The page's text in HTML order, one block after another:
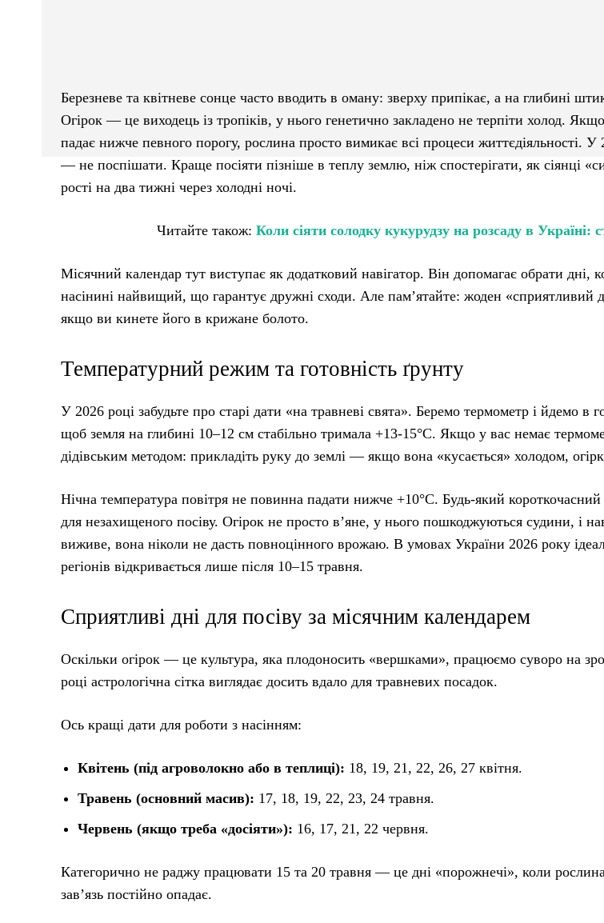
Березневе та квітневе сонце часто вводить в оману: зверху припікає, а на глибині
Огірок — це виходець із тропіків, у нього генетично закладено не терпіти холод.
падає нижче певного порогу, рослина просто вимикає всі процеси життєдіяльності. У
— не поспішати. Краще посіяти пізніше в теплу землю, ніж спостерігати, як сіянці
рості на два тижні через холодні ночі.
Читайте також: Коли сіяти солодку кукурудзу на розсаду в Україні:
Місячний календар тут виступає як додатковий навігатор. Він допомагає обрати дні,
насінині найвищий, що гарантує дружні сходи. Але пам’ятайте: жоден «сприятливий
якщо ви кинете його в крижане болото.
Температурний режим та готовність ґрунту
У 2026 році забудьте про старі дати «на травневі свята». Беремо термометр і йдемо в
щоб земля на глибині 10–12 см стабільно тримала +13-15°C. Якщо у вас немає
дідівським методом: прикладіть руку до землі — якщо вона «кусається» холодом,
Нічна температура повітря не повинна падати нижче +10°C. Будь-який
для незахищеного посіву. Огірок не просто в’яне, у нього пошкоджуються судини, і
виживе, вона ніколи не дасть повноцінного врожаю. В умовах України 2026 року
регіонів відкривається лише після 10–15 травня.
Сприятливі дні для посіву за місячним календарем
Оскільки огірок — це культура, яка плодоносить «вершками», працюємо суворо на
році астрологічна сітка виглядає досить вдало для травневих посадок.
Ось кращі дати для роботи з насінням:
Квітень (під агроволокно або в теплиці): 18, 19, 21, 22, 26, 27 квітня.
Травень (основний масив): 17, 18, 19, 22, 23, 24 травня.
Червень (якщо треба «досіяти»): 16, 17, 21, 22 червня.
Категорично не раджу працювати 15 та 20 травня — це дні «порожнечі», коли
зав’язь постійно опадає.